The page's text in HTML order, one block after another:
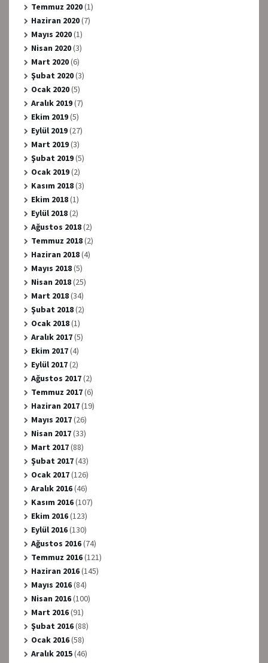
Temmuz 2020(1)
Haziran 2020(7)
Mayıs 2020(1)
Nisan 2020(3)
Mart 2020(6)
Şubat 2020(3)
Ocak 2020(5)
Aralık 2019(7)
Ekim 2019(5)
Eylül 2019(27)
Mart 2019(3)
Şubat 2019(5)
Ocak 2019(2)
Kasım 2018(3)
Ekim 2018(1)
Eylül 2018(2)
Ağustos 2018(2)
Temmuz 2018(2)
Haziran 2018(4)
Mayıs 2018(5)
Nisan 2018(25)
Mart 2018(34)
Şubat 2018(2)
Ocak 2018(1)
Aralık 2017(5)
Ekim 2017(4)
Eylül 2017(2)
Ağustos 2017(2)
Temmuz 2017(6)
Haziran 2017(19)
Mayıs 2017(26)
Nisan 2017(33)
Mart 2017(88)
Şubat 2017(43)
Ocak 2017(126)
Aralık 2016(46)
Kasım 2016(107)
Ekim 2016(123)
Eylül 2016(130)
Ağustos 2016(74)
Temmuz 2016(121)
Haziran 2016(145)
Mayıs 2016(84)
Nisan 2016(100)
Mart 2016(91)
Şubat 2016(88)
Ocak 2016(58)
Aralık 2015(46)